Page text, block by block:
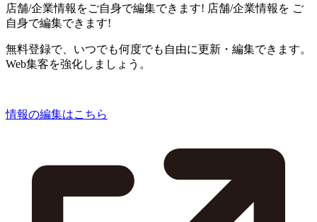
店舗/企業情報をご自身で編集できます! 店舗/企業情報を ご
自身で編集できます!
無料登録で、いつでも何度でも自由に更新・編集できます。
Web集客を強化しましょう。
情報の編集はこちら